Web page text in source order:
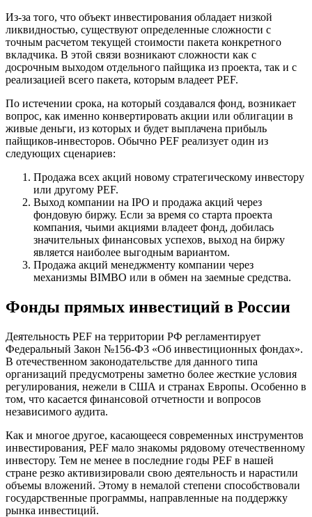
Из-за того, что объект инвестирования обладает низкой
ликвидностью, существуют определенные сложности с
точным расчетом текущей стоимости пакета конкретного
вкладчика. В этой связи возникают сложности как с
досрочным выходом отдельного пайщика из проекта, так и с
реализацией всего пакета, которым владеет PEF.
По истечении срока, на который создавался фонд, возникает
вопрос, как именно конвертировать акции или облигации в
живые деньги, из которых и будет выплачена прибыль
пайщиков-инвесторов. Обычно PEF реализует один из
следующих сценариев:
Продажа всех акций новому стратегическому инвестору
или другому PEF.
Выход компании на IPO и продажа акций через
фондовую биржу. Если за время со старта проекта
компания, чьими акциями владеет фонд, добилась
значительных финансовых успехов, выход на биржу
является наиболее выгодным вариантом.
Продажа акций менеджменту компании через
механизмы BIMBO или в обмен на заемные средства.
Фонды прямых инвестиций в России
Деятельность PEF на территории РФ регламентирует
Федеральный Закон №156-Ф3 «Об инвестиционных фондах».
В отечественном законодательстве для данного типа
организаций предусмотрены заметно более жесткие условия
регулирования, нежели в США и странах Европы. Особенно в
том, что касается финансовой отчетности и вопросов
независимого аудита.
Как и многое другое, касающееся современных инструментов
инвестирования, PEF мало знакомы рядовому отечественному
инвестору. Тем не менее в последние годы PEF в нашей
стране резко активизировали свою деятельность и нарастили
объемы вложений. Этому в немалой степени способствовали
государственные программы, направленные на поддержку
рынка инвестиций.